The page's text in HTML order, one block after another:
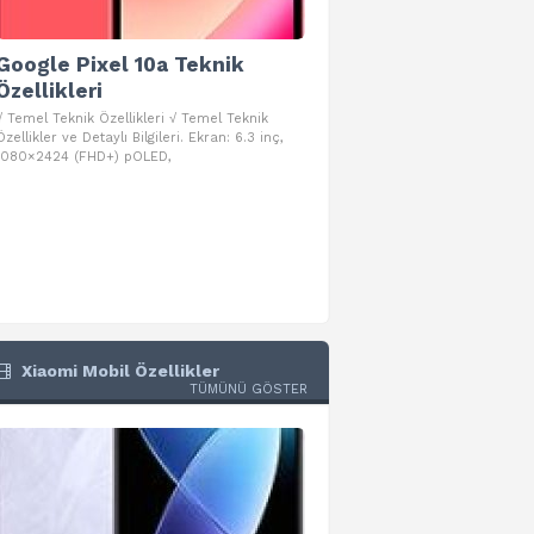
Pixel 10a Teknik
Temel Teknik Özellikleri √ Temel Teknik
ve Detaylı Bilgileri. Ekran: 6.3 inç,
(FHD+) pOLED,
Xiaomi Mobil Özellikler
TÜMÜNÜ GÖSTER